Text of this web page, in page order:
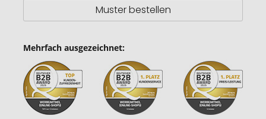
Muster bestellen
Mehrfach ausgezeichnet: